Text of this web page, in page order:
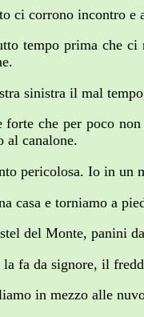
ci corrono incontro
tempo prima che ci
sinistra il mal
che per poco
al canalone.
pericolosa. Io in un
casa e torniamo a
del Monte, panini
fa da signore, il
in mezzo alle